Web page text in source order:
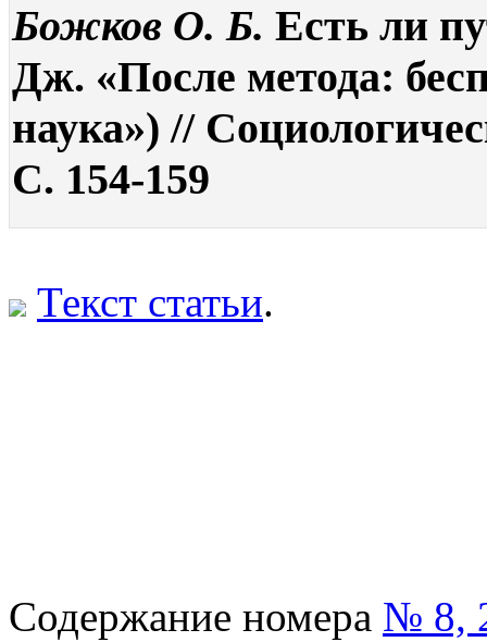
Божков О. Б. Есть ли
Дж. «После метода:
наука») //
С. 154-159
Текст статьи.
Содержание номера № 8,